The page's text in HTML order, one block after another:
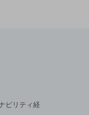
ビリティ経